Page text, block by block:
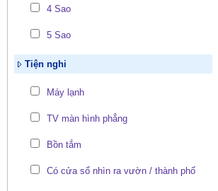
4 Sao
5 Sao
Tiện nghi
Máy lạnh
TV màn hình phẳng
Bồn tắm
Có cửa sổ nhìn ra vườn / thành phố